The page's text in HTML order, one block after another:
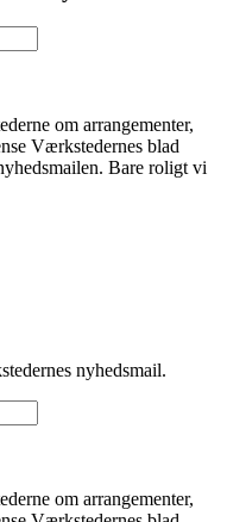
om arrangementer,
Værkstedernes blad
Bare roligt vi
nyhedsmail.
om arrangementer,